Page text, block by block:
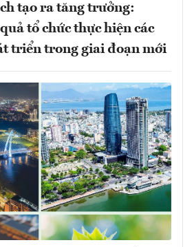
tạo ra tăng trưởng:
tổ chức thực hiện các
triển trong giai đoạn mới